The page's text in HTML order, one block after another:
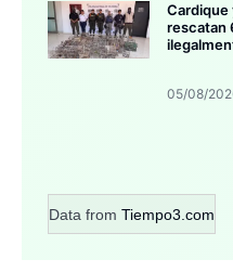
Cardique
rescatan
05/08/
Data from Tiempo3.com